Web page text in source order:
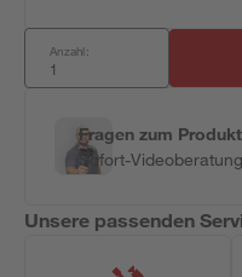
Anzahl:
Fragen zum
Sofort-
Unsere passenden